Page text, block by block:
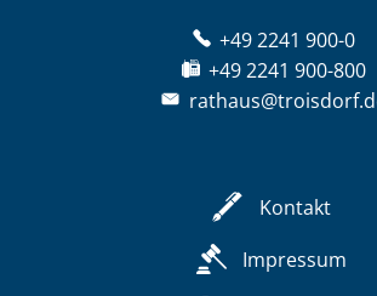
+49 2241 900-0
+49 2241 900-800
Kontakt
Impressum